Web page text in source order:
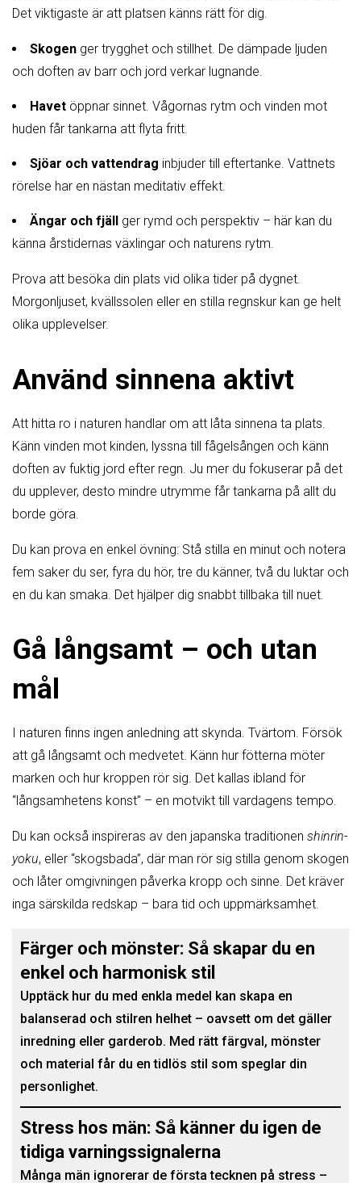
Det viktigaste är att platsen känns rätt för dig.
Skogen ger trygghet och stillhet. De dämpade ljuden
och doften av barr och jord verkar lugnande.
Havet öppnar sinnet. Vågornas rytm och vinden mot
huden får tankarna att flyta fritt.
Sjöar och vattendrag inbjuder till eftertanke. Vattnets
rörelse har en nästan meditativ effekt.
Ängar och fjäll
ger rymd och perspektiv – här kan du
känna årstidernas växlingar och naturens rytm.
Prova att besöka din plats vid olika tider på dygnet.
Morgonljuset, kvällssolen eller en stilla regnskur kan ge helt
olika upplevelser.
Använd sinnena aktivt
Att hitta ro i naturen handlar om att låta sinnena ta plats.
Känn vinden mot kinden, lyssna till fågelsången och känn
doften av fuktig jord efter regn. Ju mer du fokuserar på det
du upplever, desto mindre utrymme får tankarna på allt du
borde göra.
Du kan prova en enkel övning: Stå stilla en minut och notera
fem saker du ser, fyra du hör, tre du känner, två du luktar och
en du kan smaka. Det hjälper dig snabbt tillbaka till nuet.
Gå långsamt – och utan
mål
I naturen finns ingen anledning att skynda. Tvärtom. Försök
att gå långsamt och medvetet. Känn hur fötterna möter
marken och hur kroppen rör sig. Det kallas ibland för
“långsamhetens konst” – en motvikt till vardagens tempo.
Du kan också inspireras av den japanska traditionen shinrin-
yoku, eller “skogsbada”, där man rör sig stilla genom skogen
och låter omgivningen påverka kropp och sinne. Det kräver
inga särskilda redskap – bara tid och uppmärksamhet.
Färger och mönster: Så skapar du en
enkel och harmonisk stil
Upptäck hur du med enkla medel kan skapa en
balanserad och stilren helhet – oavsett om det gäller
inredning eller garderob. Med rätt färgval, mönster
och material får du en tidlös stil som speglar din
personlighet.
Stress hos män: Så känner du igen de
tidiga varningssignalerna
Många män ignorerar de första tecknen på stress –